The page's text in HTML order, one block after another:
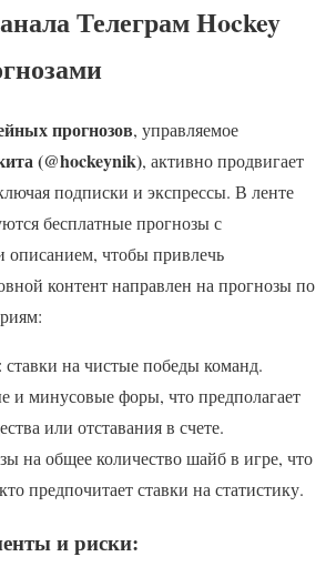
Телеграм Hockey
прогнозов, управляемое
(@hockeynik), активно продвигает
подписки и экспрессы. В ленте
бесплатные прогнозы с
описанием, чтобы привлечь
контент направлен на прогнозы по
: ставки на чистые победы команд.
и минусовые форы, что предполагает
или отставания в счете.
на общее количество шайб в игре, что
предпочитает ставки на статистику.
и риски: